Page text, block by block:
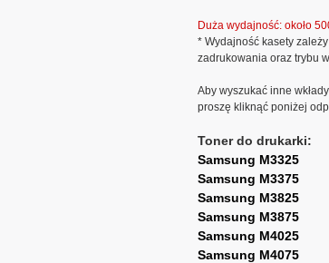
Duża wydajność: około
* Wydajność kasety
zadrukowania oraz trybu
Aby wyszukać inne
proszę kliknąć poniżej
Toner do drukarki:
Samsung M3325
Samsung M3375
Samsung M3825
Samsung M3875
Samsung M4025
Samsung M4075